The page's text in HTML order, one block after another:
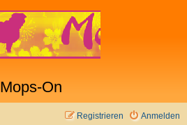
Mops-On
Anmelden
Registrieren